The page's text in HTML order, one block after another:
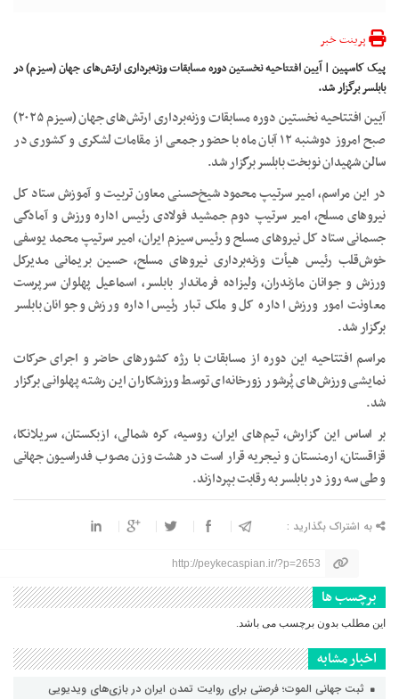
پرینت خبر
پیک کاسپین | آیین افتتاحیه نخستین دوره مسابقات وزنه‌برداری ارتش‌های جهان (سیزم) در
بابلسر برگزار شد.
آیین افتتاحیه نخستین دوره مسابقات وزنه‌برداری ارتش‌های جهان (سیزم ۲۰۲۵)
صبح امروز دوشنبه ۱۲ آبان ماه با حضور جمعی از مقامات لشکری و کشوری در
سالن شهیدان نوبخت بابلسر برگزار شد.
در این مراسم، امیر سرتیپ محمود شیخ‌حسنی معاون تربیت و آموزش ستاد کل
نیرو‌های مسلح، امیر سرتیپ دوم جمشید فولادی رئیس اداره ورزش و آمادگی
جسمانی ستاد کل نیرو‌های مسلح و رئیس سیزم ایران، امیر سرتیپ محمد یوسفی
خوش‌قلب رئیس هیأت وزنه‌برداری نیرو‌های مسلح، حسین بریمانی مدیرکل
ورزش و جوانان مازندران، ولیزاده فرماندار بابلسر، اسماعیل پهلوان سرپرست
معاونت امور ورزش اداره کل و ملک تبار رئیس اداره ورزش و جوانان بابلسر
برگزار شد.
مراسم افتتاحیه این دوره از مسابقات با رژه کشور‌های حاضر و اجرای حرکات
نمایشی ورزش‌های پُرشور زورخانه‌ای توسط ورزشکاران این رشته پهلوانی برگزار
شد.
بر اساس این گزارش، تیم‌های ایران، روسیه، کره شمالی، ازبکستان، سریلانکا،
قزاقستان، ارمنستان و نیجریه قرار است در هشت وزن مصوب فدراسیون جهانی
و طی سه روز در بابلسر به رقابت بپردازند.
به اشتراک بگذارید :
http://peykecaspian.ir/?p=2653
برچسب ها
این مطلب بدون برچسب می باشد.
اخبار مشابه
ثبت جهانی الموت؛ فرصتی برای روایت تمدن ایران در بازی‌های ویدیویی